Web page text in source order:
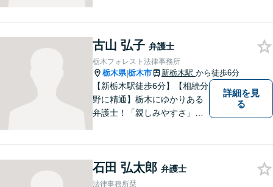
い。 https://sagara-law-office.j
p/
古山 弘子 弁護士
栃木フォレスト法律事務所
栃木県|栃木市 新栃木駅 から徒歩6分
【新栃木駅徒歩6分】【相続分
野に精通】栃木にゆかりある
弁護士！「親しみやすさ」
い。皆様にとって最善の対応
策をご提案します。【駐車場
詳細を見
る
石田 弘太郎 弁護士
法律事務所栞